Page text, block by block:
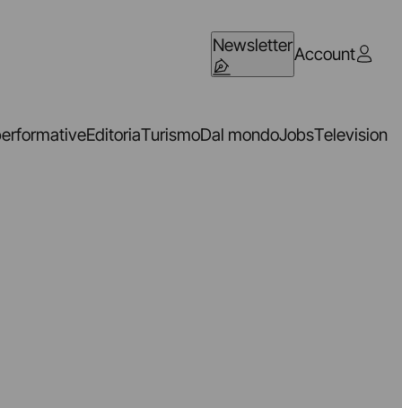
NewsletterAccount
EditoriaTurismoDal mondoJobsTelevision